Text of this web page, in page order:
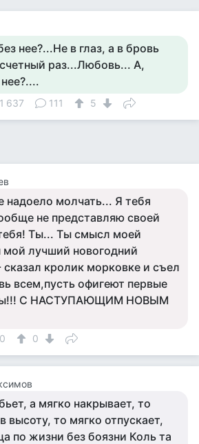
нее?...Не в глаз, а в бровь
раз...Любовь... А,
1 637 111 5
надоело молчать... Я тебя
не представляю своей
Ты... Ты смысл моей
лучший новогодний
кролик морковке и съел
всем,пусть офигеют первые
С НАСТУПАЮЩИМ НОВЫМ
0 0
а мягко накрывает, то
высоту, то мягко отпускает,
по жизни без боязни Коль та